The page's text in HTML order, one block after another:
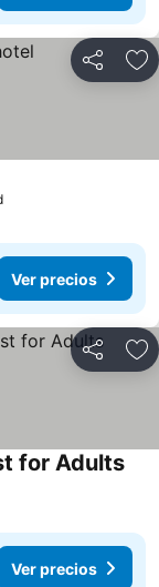
Compartir
Ver precios
Compartir
for Adults
Ver precios